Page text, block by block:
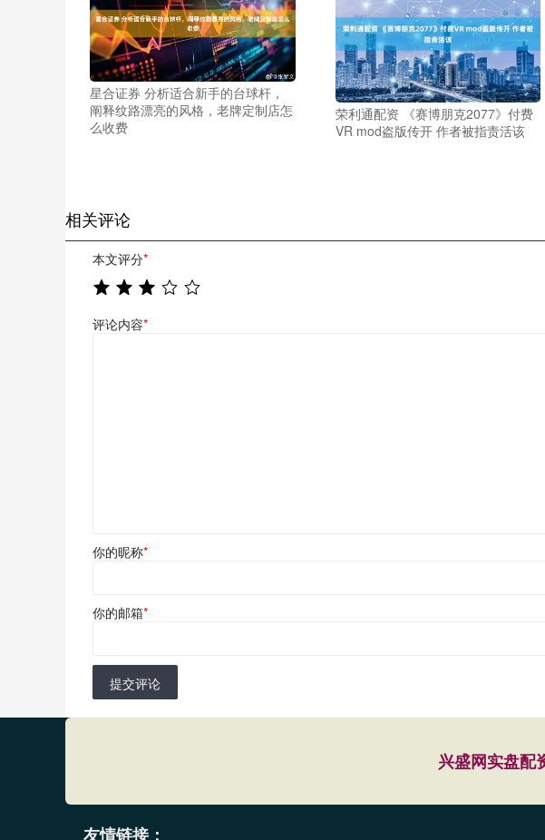
星合证券 分析适合新手的台球杆，
阐释纹路漂亮的风格，老牌定制店怎
么收费
荣利通配资 《赛博朋克2077》付费
VR mod盗版传开 作者被指责活该
相关评论
本文评分*
评论内容*
你的昵称*
你的邮箱*
提交评论
兴盛网实盘配
友情链接：